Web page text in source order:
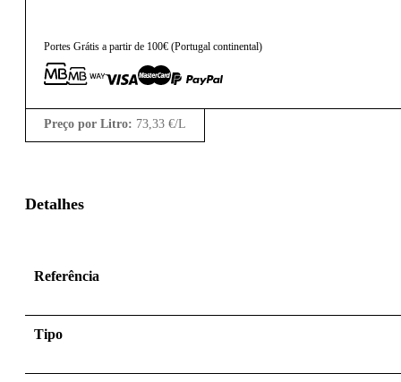
Portes Grátis a partir de 100€ (Portugal continental)
Preço por Litro: 73,33 €/L
Detalhes
Referência
Tipo